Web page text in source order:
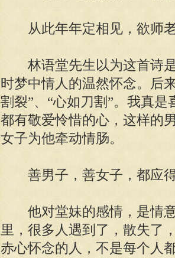
从此年年定相见，欲师
林语堂先生以为这首诗是
时梦中情人的温然怀念。后
割裂”、“心如刀割”。我真
都有敬爱怜惜的心，这样的
女子为他牵动情肠。
善男子，善女子，都应
他对堂妹的感情，是情意
里，很多人遇到了，散失了
赤心怀念的人，不是每个人